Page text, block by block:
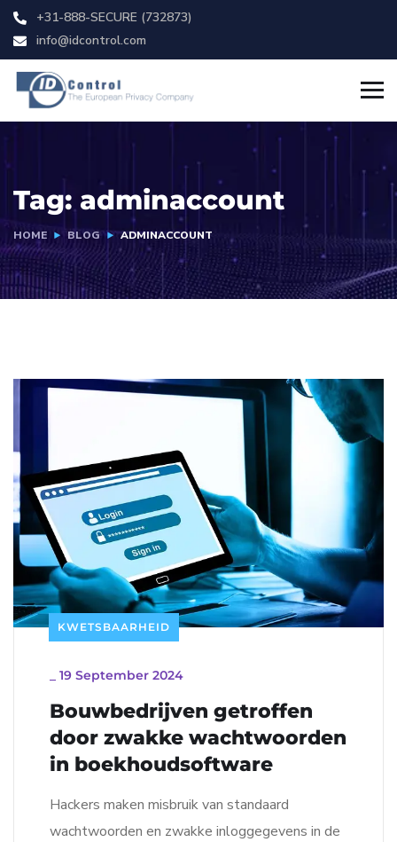
+31-888-SECURE (732873)
info@idcontrol.com
Tag: adminaccount
HOME BLOG ADMINACCOUNT
KWETSBAARHEID
19 September 2024
Bouwbedrijven getroffen
door zwakke wachtwoorden
in boekhoudsoftware
Hackers maken misbruik van standaard
wachtwoorden en zwakke inloggegevens in de